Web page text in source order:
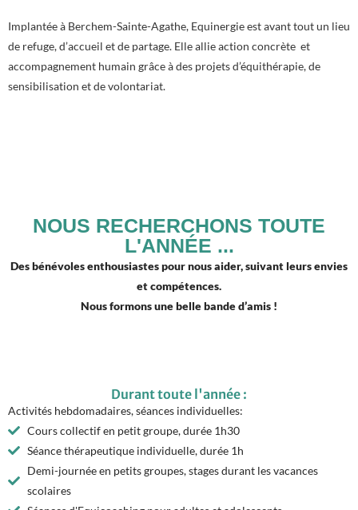
Implantée à Berchem-Sainte-Agathe, Equinergie est avant tout un lieu
de refuge, d’accueil et de partage. Elle allie action concrète et
accompagnement humain grâce à des projets d’équithérapie, de
sensibilisation et de volontariat.
NOUS RECHERCHONS TOUTE
L'ANNÉE ...
Des bénévoles enthousiastes pour nous aider, suivant leurs envies
et compétences.
Nous formons une belle bande d’amis !
Durant toute l'année :
Activités hebdomadaires, séances individuelles:
Cours collectif en petit groupe, durée 1h30
Séance thérapeutique individuelle, durée 1h
Demi-journée en petits groupes, stages durant les vacances
scolaires